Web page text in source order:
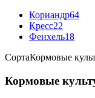
Кориандр64
Кресс22
Фенхель18
СортаКормовые
Кормовые